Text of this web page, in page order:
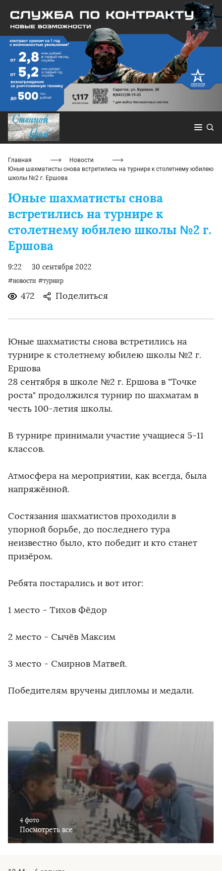
Главная
Новости
Юные шахматисты снова встретились на турнире к столетнему юбилею
школы №2 г. Ершова
Юные шахматисты снова
встретились на турнире к
столетнему юбилею школы №2 г.
Ершова
9:22 30 сентября 2022
#новости #турнир
472 Поделиться
Юные шахматисты снова встретились на
турнире к столетнему юбилею школы №2 г.
Ершова
28 сентября в школе №2 г. Ершова в "Точке
роста" продолжился турнир по шахматам в
честь 100-летия школы.
В турнире принимали участие учащиеся 5-11
классов.
Атмосфера на мероприятии, как всегда, была
напряжённой.
Состязания шахматистов проходили в
упорной борьбе, до последнего тура
неизвестно было, кто победит и кто станет
призёром.
Ребята постарались и вот итог:
1 место - Тихов Фёдор
2 место - Сычёв Максим
3 место - Смирнов Матвей.
Победителям вручены дипломы и медали.
4 фото
Посмотреть все